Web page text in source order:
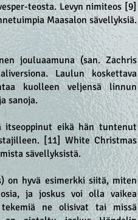
teosta. Levyn nimiteos [9]
Maasalon sävellyksiä.
jouluaamuna (san. Zachris
Laulun koskettava
kuolleen veljensä linnun
sanoja.
itseoppinut eikä hän tuntenut
[11] White Christmas
sävellyksistä.
on hyvä esimerkki siitä, miten
ja joskus voi olla vaikea
ne olisivat tai missä